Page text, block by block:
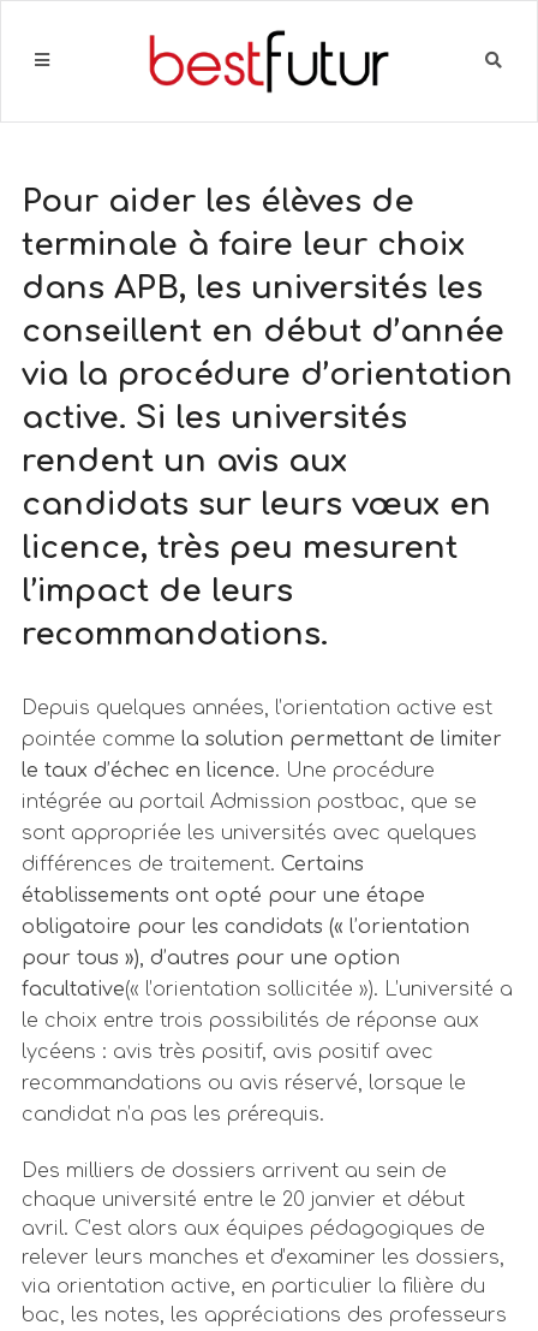
Pour aider les élèves de
terminale à faire leur choix
dans APB, les universités les
conseillent en début d’année
via la procédure d’orientation
active. Si les universités
rendent un avis aux
candidats sur leurs vœux en
licence, très peu mesurent
l’impact de leurs
recommandations.
Depuis quelques années, l’orientation active est
pointée comme la solution permettant de limiter
le taux d’échec en licence. Une procédure
intégrée au portail Admission postbac, que se
sont appropriée les universités avec quelques
différences de traitement. Certains
établissements ont opté pour une étape
obligatoire pour les candidats (« l’orientation
pour tous »), d’autres pour une option
facultative(« l’orientation sollicitée »). L’université a
le choix entre trois possibilités de réponse aux
lycéens : avis très positif, avis positif avec
recommandations ou avis réservé, lorsque le
candidat n’a pas les prérequis.
Des milliers de dossiers arrivent au sein de
chaque université entre le 20 janvier et début
avril. C’est alors aux équipes pédagogiques de
relever leurs manches et d’examiner les dossiers,
via orientation active, en particulier la filière du
bac, les notes, les appréciations des professeurs